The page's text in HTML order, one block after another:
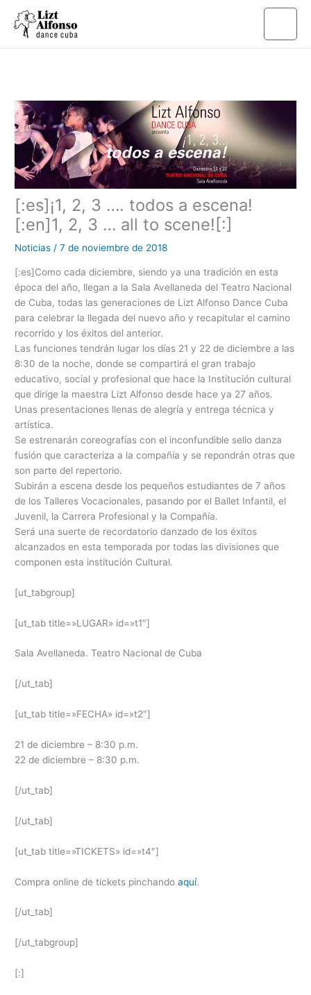
contenido
[:es]¡1, 2, 3 …. todos a escena!
[:en]1, 2, 3 … all to scene![:]
Noticias /7 de noviembre de 2018
[:es]Como cada diciembre, siendo ya una tradición en esta
época del año, llegan a la Sala Avellaneda del Teatro Nacional
de Cuba, todas las generaciones de Lizt Alfonso Dance Cuba
para celebrar la llegada del nuevo año y recapitular el camino
recorrido y los éxitos del anterior.
Las funciones tendrán lugar los días 21 y 22 de diciembre a las
8:30 de la noche, donde se compartirá el gran trabajo
educativo, social y profesional que hace la Institución cultural
que dirige la maestra Lizt Alfonso desde hace ya 27 años.
Unas presentaciones llenas de alegría y entrega técnica y
artística.
Se estrenarán coreografías con el inconfundible sello danza
fusión que caracteriza a la compañía y se repondrán otras que
son parte del repertorio.
Subirán a escena desde los pequeños estudiantes de 7 años
de los Talleres Vocacionales, pasando por el Ballet Infantil, el
Juvenil, la Carrera Profesional y la Compañía.
Será una suerte de recordatorio danzado de los éxitos
alcanzados en esta temporada por todas las divisiones que
componen esta institución Cultural.
[ut_tabgroup]
[ut_tab title=»LUGAR» id=»t1″]
Sala Avellaneda. Teatro Nacional de Cuba
[/ut_tab]
[ut_tab title=»FECHA» id=»t2″]
21 de diciembre – 8:30 p.m.
22 de diciembre – 8:30 p.m.
[/ut_tab]
[/ut_tab]
[ut_tab title=»TICKETS» id=»t4″]
Compra online de tickets pinchandoaquí.
[/ut_tab]
[/ut_tabgroup]
[:]